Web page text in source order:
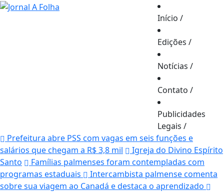
Início /
Edições /
Notícias /
Contato /
Publicidades
Legais /
Prefeitura abre PSS com vagas em seis funções e
salários que chegam a R$ 3,8 mil
Igreja do Divino Espírito
Santo
Famílias palmenses foram contempladas com
programas estaduais
Intercambista palmense comenta
sobre sua viagem ao Canadá e destaca o aprendizado